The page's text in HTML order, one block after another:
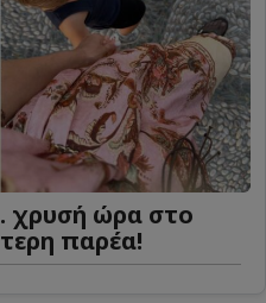
χρυσή ώρα στο
παρέα!